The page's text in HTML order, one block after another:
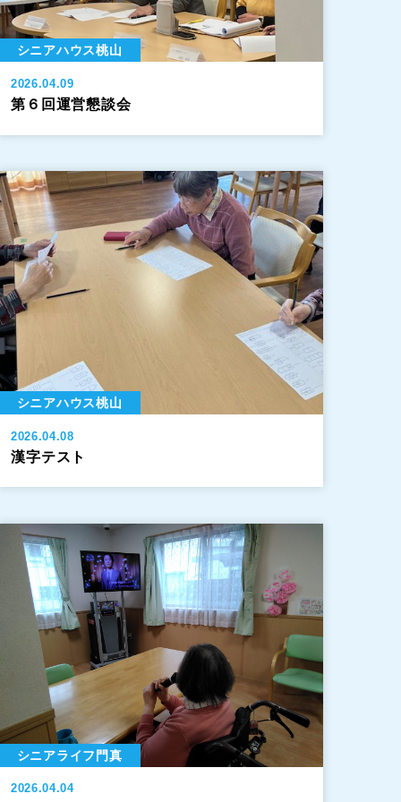
シニアハウス桃山
2026.04.09
第６回運営懇談会
シニアハウス桃山
2026.04.08
漢字テスト
シニアライフ門真
2026.04.04